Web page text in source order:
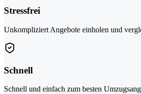
Stressfrei
Unkompliziert Angebote einholen und
Schnell
Schnell und einfach zum besten